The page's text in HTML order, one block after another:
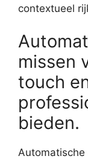
contextueel
missen
touch
bieden.